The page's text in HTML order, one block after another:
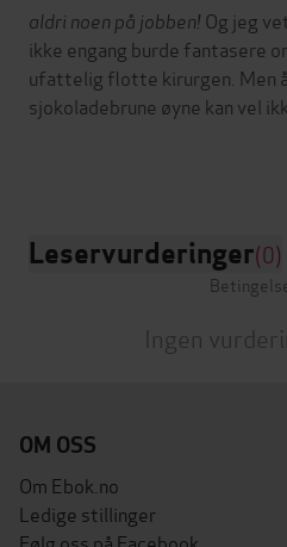
aldri noen på jobben! Og jeg
ikke engang burde fantasere
ufattelig flotte kirurgen. Men å
sjokoladebrune øyne kan vel
Leservurderinger(0)
Ingen
OM OSS
Om Ebok.no
Ledige stillinger
Følg oss på Facebook